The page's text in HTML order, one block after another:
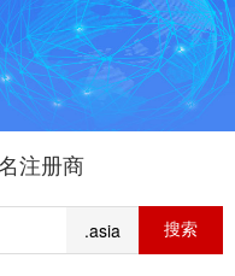
注册商
.asia